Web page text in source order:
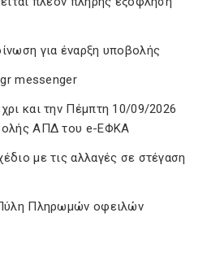
για έναρξη υποβολής
messenger
και την Πέμπτη 10/09/2026
ΑΠΔ του e-ΕΦΚΑ
με τις αλλαγές σε στέγαση
Πληρωμών οφειλών